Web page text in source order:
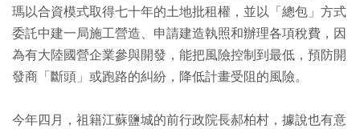
瑪以合資模式取得七十年的土地批租權，並以「總包」方式
委託中建一局施工營造、申請建造執照和辦理各項稅費，因
為有大陸國營企業參與開發，能把風險控制到最低，預防開
發商「斷頭」或跑路的糾紛，降低計畫受阻的風險。
今年四月，祖籍江蘇鹽城的前行政院長郝柏村，據說也有意